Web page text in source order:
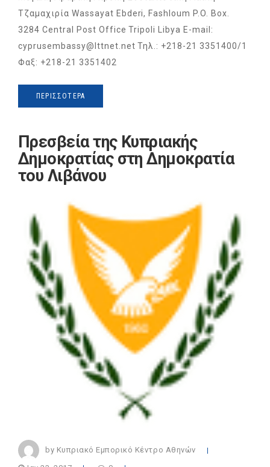
Τζαμαχιρία Wassayat Ebderi, Fashloum P.O. Box.
3284 Central Post Office Tripoli Libya E-mail:
cyprusembassy@lttnet.net Τηλ.: +218-21 3351400/1
Φαξ: +218-21 3351402
ΠΕΡΙΣΣΌΤΕΡΑ
Πρεσβεία της Κυπριακής
Δημοκρατίας στη Δημοκρατία
του Λιβάνου
by Κυπριακό Εμπορικό Κέντρο Αθηνών